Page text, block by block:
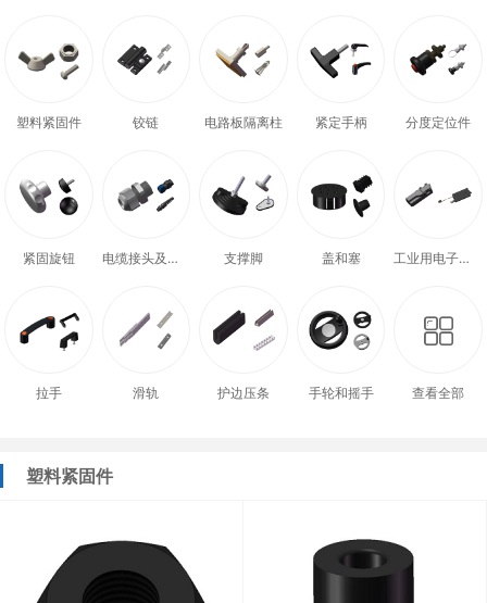
塑料紧固件 铰链 电路板隔离柱 紧定手柄 分度定位件
紧固旋钮 电缆接头及配件 支撑脚 盖和塞 工业用电子式门锁
拉手 滑轨 护边压条 手轮和摇手 查看全部
塑料紧固件